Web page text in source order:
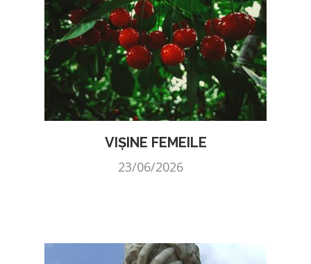
VIȘINE FEMEILE
23/06/2026